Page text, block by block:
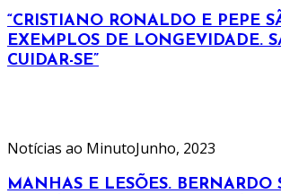
“CRISTIANO RONALDO E PEPE
EXEMPLOS DE LONGEVIDADE.
CUIDAR-SE”
Notícias ao MinutoJunho, 2023
MANHAS E LESÕES. BERNARDO